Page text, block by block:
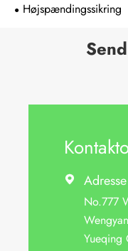
Højspændingssikring
 Adresse
No.777
Yueqing